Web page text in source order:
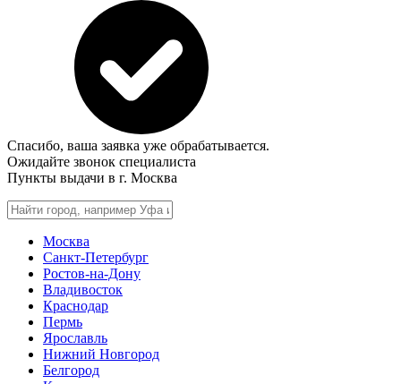
Спасибо, ваша заявка уже обрабатывается.
Ожидайте звонок специалиста
Пункты выдачи в г. Москва
Москва
Санкт-Петербург
Ростов-на-Дону
Владивосток
Краснодар
Пермь
Ярославль
Нижний Новгород
Белгород